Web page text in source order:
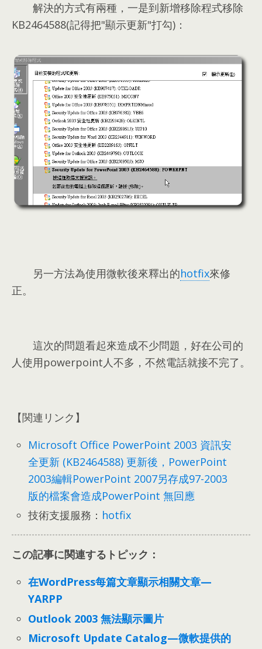
解決的方式有兩種 ， 一是到新增移除程式移除
KB2464588(記得把"顯示更新"打勾)：
另一方法為使用微軟後來釋出的hotfix來修
正。
這次的問題看起來造成不少問題 ， 好在公司的
人使用powerpoint人不多 ， 不然電話就接不完了。
【関連リンク】
Microsoft Office PowerPoint 2003 資訊安
全更新 (KB2464588) 更新後 ， PowerPoint
2003編輯PowerPoint 2007另存成97-2003
版的檔案會造成PowerPoint 無回應
技術支援服務 ： hotfix
この記事に関連するトピック：
在WordPress每篇文章顯示相關文章—
YARPP
Outlook 2003 無法顯示圖片
Microsoft Update Catalog—微軟提供的